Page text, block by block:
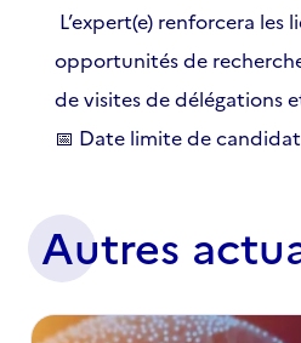
L’expert(e) renforcera
opportunités de
de visites de délégations
📅 Date limite de
Autres